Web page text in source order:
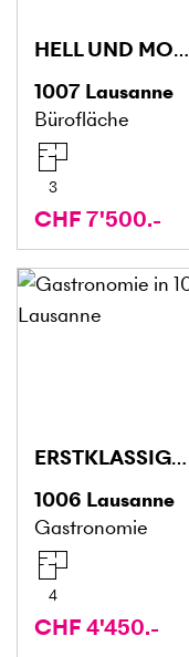
HELL UND MODULIERBAR
1007 Lausanne
Bürofläche
3
CHF 7'500.-
ERSTKLASSIGE KULINARIK AN DYNAMISCHER LAGE
1006 Lausanne
Gastronomie
4
CHF 4'450.-